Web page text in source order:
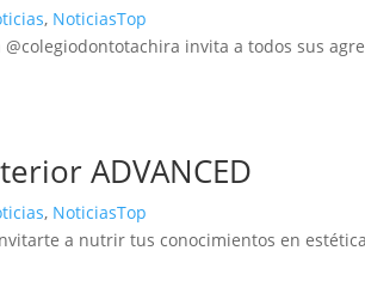
, NoticiasTop
invita a todos sus
ADVANCED
, NoticiasTop
a nutrir tus conocimientos en